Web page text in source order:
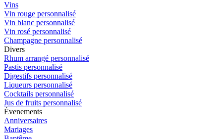
Vins
Vin rouge personnalisé
Vin blanc personnalisé
Vin rosé personnalisé
Champagne personnalisé
Divers
Rhum arrangé personnalisé
Pastis personnalisé
Digestifs personnalisé
Liqueurs personnalisé
Cocktails personnalisé
Jus de fruits personnalisé
Évenements
Anniversaires
Mariages